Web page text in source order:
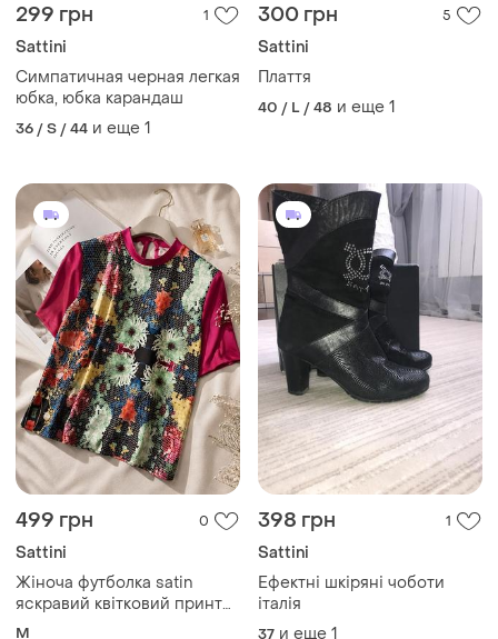
299 грн 1
Sattini
Симпатичная черная легкая
юбка, юбка карандаш
36 / S / 44 и еще 1
300 грн 5
Sattini
Плаття
40 / L / 48 и еще 1
499 грн 0
Sattini
Жіноча футболка satin
яскравий квітковий принт
фуксія
M
398 грн 1
Sattini
Ефектні шкіряні чоботи
італія
37 и еще 1